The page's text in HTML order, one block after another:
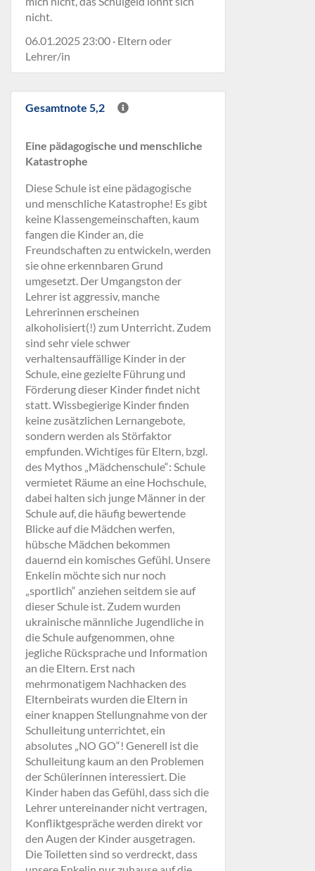
nicht.
06.01.2025 23:00 · Eltern oder
Lehrer/in
Gesamtnote 5,2
Eine pädagogische und menschliche
Katastrophe
Diese Schule ist eine pädagogische
und menschliche Katastrophe! Es gibt
keine Klassengemeinschaften, kaum
fangen die Kinder an, die
Freundschaften zu entwickeln, werden
sie ohne erkennbaren Grund
umgesetzt. Der Umgangston der
Lehrer ist aggressiv, manche
Lehrerinnen erscheinen
alkoholisiert(!) zum Unterricht. Zudem
sind sehr viele schwer
verhaltensauffällige Kinder in der
Schule, eine gezielte Führung und
Förderung dieser Kinder findet nicht
statt. Wissbegierige Kinder finden
keine zusätzlichen Lernangebote,
sondern werden als Störfaktor
empfunden. Wichtiges für Eltern, bzgl.
des Mythos „Mädchenschule“: Schule
vermietet Räume an eine Hochschule,
dabei halten sich junge Männer in der
Schule auf, die häufig bewertende
Blicke auf die Mädchen werfen,
hübsche Mädchen bekommen
dauernd ein komisches Gefühl. Unsere
Enkelin möchte sich nur noch
„sportlich“ anziehen seitdem sie auf
dieser Schule ist. Zudem wurden
ukrainische männliche Jugendliche in
die Schule aufgenommen, ohne
jegliche Rücksprache und Information
an die Eltern. Erst nach
mehrmonatigem Nachhacken des
Elternbeirats wurden die Eltern in
einer knappen Stellungnahme von der
Schulleitung unterrichtet, ein
absolutes „NO GO“! Generell ist die
Schulleitung kaum an den Problemen
der Schülerinnen interessiert. Die
Kinder haben das Gefühl, dass sich die
Lehrer untereinander nicht vertragen,
Konfliktgespräche werden direkt vor
den Augen der Kinder ausgetragen.
Die Toiletten sind so verdreckt, dass